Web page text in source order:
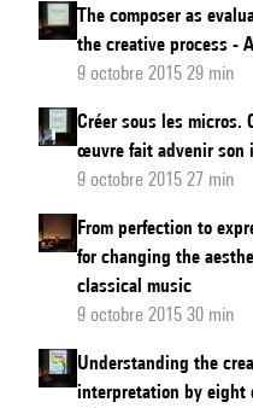
The composer as
the creative process -
9 octobre 2015 29 min
Créer sous les micros.
œuvre fait advenir son
9 octobre 2015 27 min
From perfection to
for changing the
classical music
9 octobre 2015 30 min
Understanding the
interpretation by eight